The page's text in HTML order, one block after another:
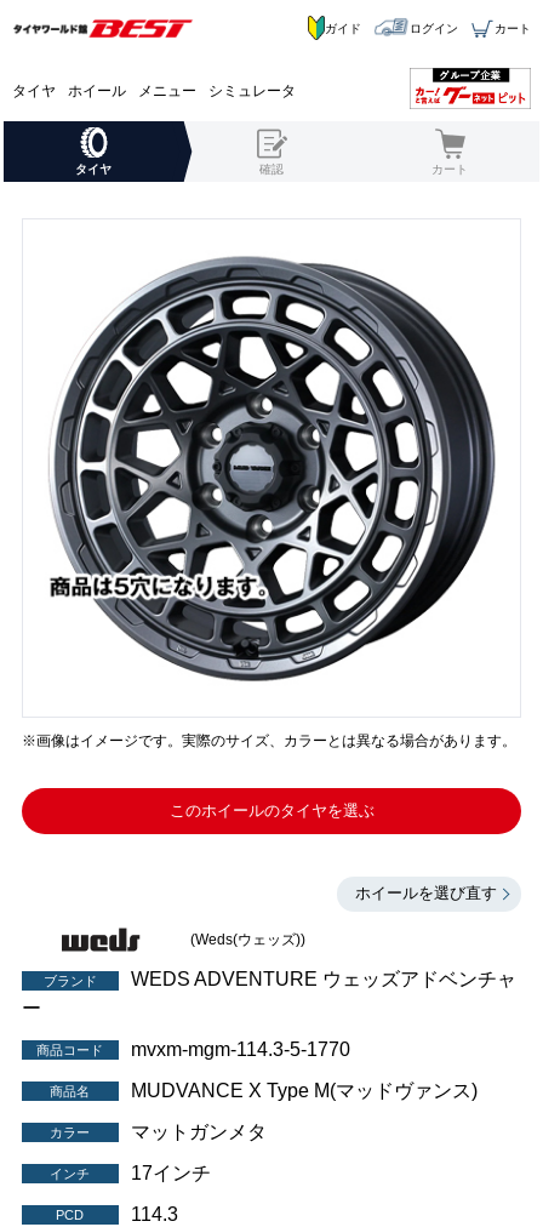
タイヤ ホイール メニュー シミュレータ
ガイド ログイン カート
タイヤ 確認 カート
※画像はイメージです。実際のサイズ、カラーとは異なる場合があります。
このホイールのタイヤを選ぶ
ホイールを選び直す
(Weds(ウェッズ))
ブランド
WEDS ADVENTURE ウェッズアドベンチャ
ー
商品コード mvxm-mgm-114.3-5-1770
商品名 MUDVANCE X Type M(マッドヴァンス)
カラー マットガンメタ
インチ 17インチ
PCD 114.3